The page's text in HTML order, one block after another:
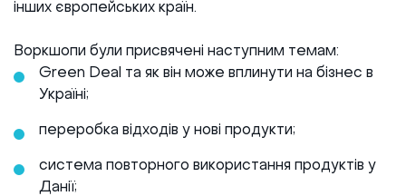
інших європейських країн.
Воркшопи були присвячені наступним темам:
Green Deal та як він може вплинути на бізнес в
Україні;
переробка відходів у нові продукти;
система повторного використання продуктів у
Данії;